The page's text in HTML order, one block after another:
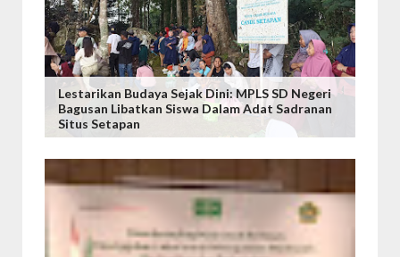
Lestarikan Budaya Sejak Dini: MPLS SD Negeri
Bagusan Libatkan Siswa Dalam Adat Sadranan
Situs Setapan